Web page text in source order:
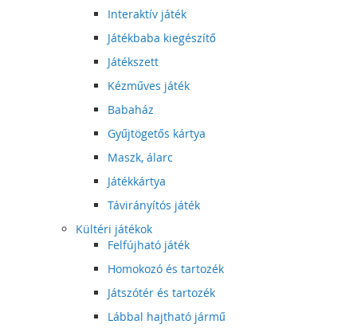
Interaktív játék
Játékbaba kiegészítő
Játékszett
Kézműves játék
Babaház
Gyűjtögetős kártya
Maszk, álarc
Játékkártya
Távirányítós játék
Kültéri játékok
Felfújható játék
Homokozó és tartozék
Játszótér és tartozék
Lábbal hajtható jármű